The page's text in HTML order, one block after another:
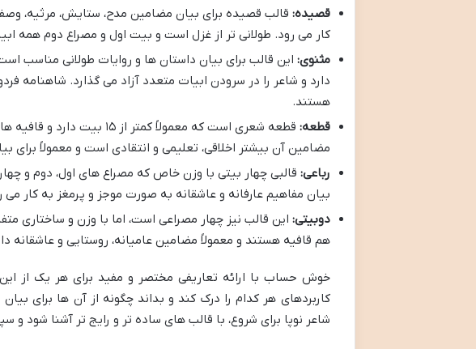
قصیده: قالب قصیده برای بیان مضامین مدح، ستایش، مرثیه،
کار می رود. طولانی تر از غزل است و بیت اول و مصراع دوم همه
مثنوی: این قالب برای بیان داستان ها و روایات طولانی مناسب
دارد و شاعر را در سرودن ابیات متعدد آزاد می گذارد. شاهنامه
هستند.
قطعه:
قطعه شعری است که معمولاً کمتر
مضامین آن بیشتر اخلاقی، تعلیمی و انتقادی است و معمولاً برای
رباعی: قالبی چهار بیتی با وزن خاص که مصراع های اول، دوم و
بیان مفاهیم عارفانه و عاشقانه به صورت موجز و پرمغز به کار می
دوبیتی: این قالب نیز چهار مصراعی است، اما با وزن و ساختاری
هم قافیه هستند و معمولاً مضامین عامیانه، روستایی و عاشقانه
خوش حساب با ارائه تعاریفی مختصر و مفید برای هر یک از
کاربردهای هر کدام را درک کند و بداند چگونه از آن ها برای
شاعر نوپا برای شروع، با قالب های ساده تر و رایج تر آشنا شود